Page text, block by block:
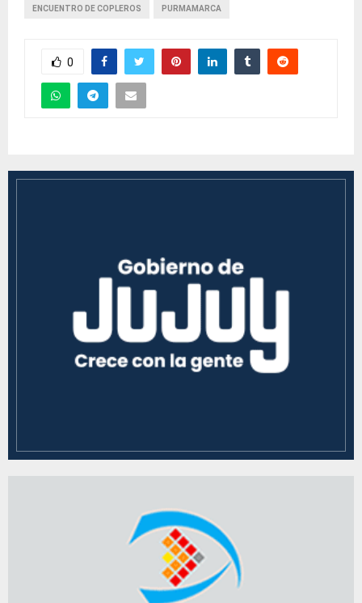
ENCUENTRO DE COPLEROS PURMAMARCA
0